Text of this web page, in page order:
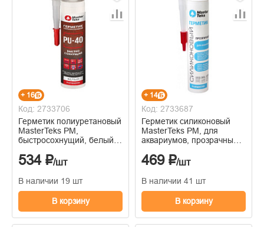
+ 16
Код: 2733706
Герметик полиуретановый
MasterTeks PM,
быстросохнущий, белый,
534 ₽/шт
В наличии 19 шт
В корзину
+ 14
Код: 2733687
Герметик силиконовый
MasterTeks РМ, для
аквариумов, прозрачный,
469 ₽/шт
В наличии 41 шт
В корзину